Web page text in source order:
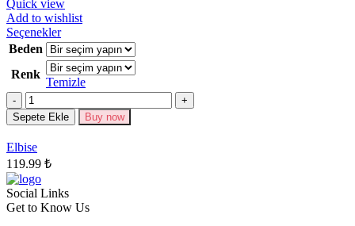
Quick view
Add to wishlist
SeçeneklerBu
ürünün
birden
fazla
varyasyonu
Seçenekler
Beden
Renk
Temizle
Miktar
Sepete Ekle Buy now
Elbise
119.99 ₺
Social Links
Get to Know Us